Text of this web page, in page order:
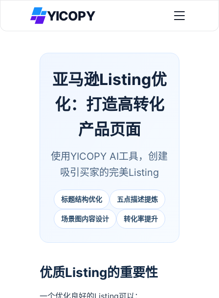
YICOPY
全景类目透视 Agent
先判断类目是蓝海还是红海，再决定做不做。
找到已验证需求但有运营短板的理想竞品。
AI智能识别真竞品，精准过滤配件和互补品。
双测试后输出可执行精准词，避免烧钱词。
全景广告架构 Agent
给出可执行投放结构，先稳ACOS再放量。
新品冷启动方案
先拿可执行精准词，再启动广告放大权重。
用全景广告架构接管老品，做结构化提效。
选品切入方案
视觉转化方案
围绕卖点生产图片与视频，配合投放迭代。
免费工具与流程资产，辅助日常执行。
插件下载
安装扩展，启动自动化采集与验证。
关于我们
核心价值与愿景
隐私政策
亚马逊Listing优
化：打造高转化
产品页面
使用YICOPY AI工具，创建
吸引买家的完美Listing
标题结构优化 五点描述提炼
场景图内容设计 转化率提升
优质Listing的重要性
一个优化良好的Listing可以：